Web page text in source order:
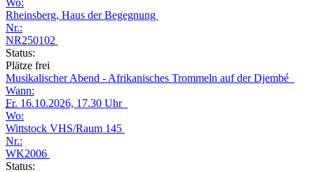
Wo:
Rheinsberg, Haus der Begegnung
Nr.:
NR250102
Status:
Plätze frei
Musikalischer Abend - Afrikanisches Trommeln auf der Djembé
Wann:
Fr. 16.10.2026, 17.30 Uhr
Wo:
Wittstock VHS/Raum 145
Nr.:
WK2006
Status: